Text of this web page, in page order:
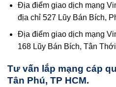
Địa điểm giao dịch mạng
địa chỉ 527 Lũy Bán Bích,
Địa điểm giao dịch mạng
168 Lũy Bán Bích, Tân
Tư vấn lắp mạng cáp
Tân Phú, TP HCM.